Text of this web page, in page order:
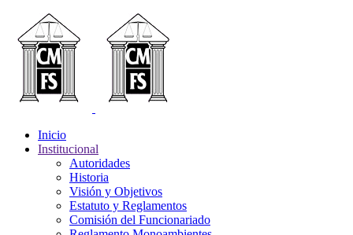
Inicio
Institucional
Autoridades
Historia
Visión y Objetivos
Estatuto y Reglamentos
Comisión del Funcionariado